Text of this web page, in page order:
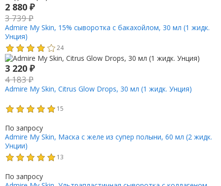
2 880 ₽
3 739₽
Admire My Skin, 15% сыворотка с бакахойлом, 30 мл (1 жидк.
Унция)
24
3 220 ₽
4 183₽
Admire My Skin, Citrus Glow Drops, 30 мл (1 жидк. Унция)
15
По запросу
Admire My Skin, Маска с желе из супер полыни, 60 мл (2 жидк.
Унции)
13
По запросу